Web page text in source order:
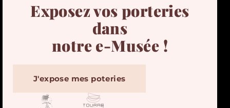
Exposez vos porteries
dans
notre e-Musée !
J'expose mes poteries